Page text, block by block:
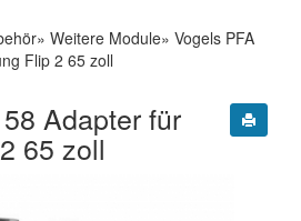
» Weitere Module» Vogels PFA
Flip 2 65 zoll
Adapter für
65 zoll